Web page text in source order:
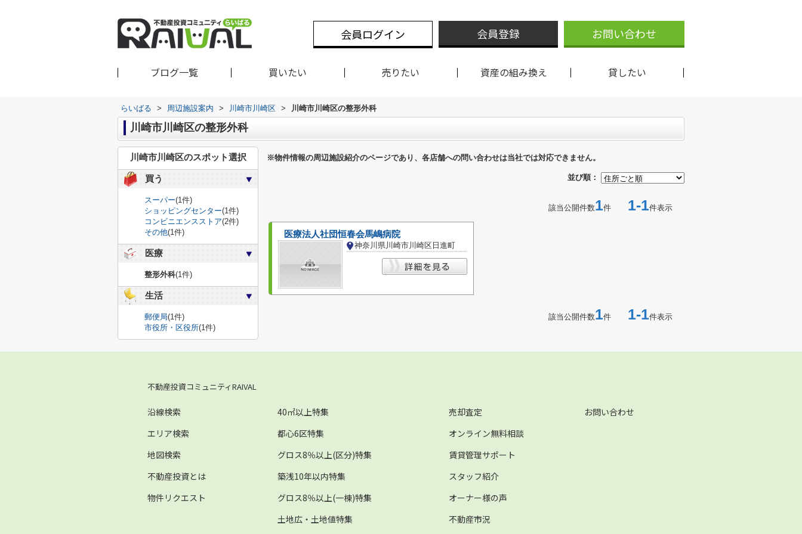
会員ログイン 会員登録 お問い合わせ
ブログ一覧 買いたい 売りたい 資産の組み換え 貸したい
らいばる > 周辺施設案内 > 川崎市川崎区 > 川崎市川崎区の整形外科
川崎市川崎区の整形外科
※物件情報の周辺施設紹介のページであり、各店舗への問い合わせは当社では対応できません。
並び順：
該当公開件数1件 1-1件表示
医療法人社団恒春会馬嶋病院
神奈川県川崎市川崎区日進町
該当公開件数1件 1-1件表示
川崎市川崎区のスポット選択
買う
スーパー(1件)
ショッピングセンター(1件)
コンビニエンスストア(2件)
その他(1件)
医療
整形外科(1件)
生活
郵便局(1件)
市役所・区役所(1件)
不動産投資コミュニティRAIVAL
沿線検索
エリア検索
地図検索
不動産投資とは
物件リクエスト
40㎡以上特集
都心6区特集
グロス8％以上(区分)特集
築浅10年以内特集
グロス8％以上(一棟)特集
土地広・土地値特集
売却査定
オンライン無料相談
賃貸管理サポート
スタッフ紹介
オーナー様の声
不動産市況
お問い合わせ